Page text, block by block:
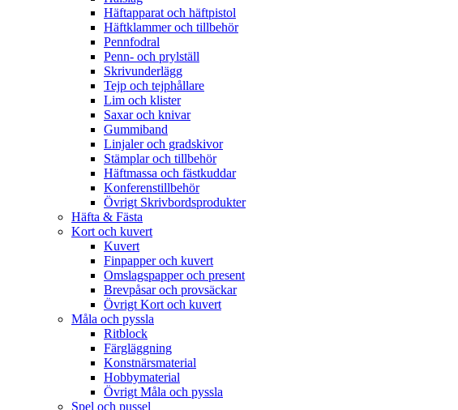
Häftapparat och häftpistol
Häftklammer och tillbehör
Pennfodral
Penn- och prylställ
Skrivunderlägg
Tejp och tejphållare
Lim och klister
Saxar och knivar
Gummiband
Linjaler och gradskivor
Stämplar och tillbehör
Häftmassa och fästkuddar
Konferenstillbehör
Övrigt Skrivbordsprodukter
Häfta & Fästa
Kort och kuvert
Kuvert
Finpapper och kuvert
Omslagspapper och present
Brevpåsar och provsäckar
Övrigt Kort och kuvert
Måla och pyssla
Ritblock
Färgläggning
Konstnärsmaterial
Hobbymaterial
Övrigt Måla och pyssla
Spel och pussel